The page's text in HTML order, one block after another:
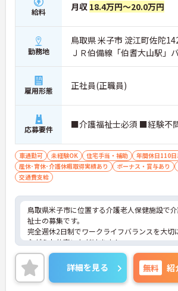
給料 月収 18.4万円～20.0万円
勤務地
鳥取県 米子市 淀江町佐陀
ＪＲ伯備線「伯耆大山駅」
雇用形態 正社員(正職員)
応募要件 ■介護福祉士必須 ■経験不
車通勤可 未経験OK 住宅手当・補助
年間休日110
産休･育休･介護休暇取得実績あり
ボーナス・賞与あり
交通費支給
鳥取県米子市に位置する介護老人保健施設で
祉士の募集です。
完全週休2日制でワークライフバランスを大切
ながらお仕事いただけます！
また、マイカー通勤OK！お車で通勤できるの
日も安心です◎
ご興味のある方はご面接のポイントお伝えし
でご気軽にお問い合わせください。
詳細を見る 無料 紹